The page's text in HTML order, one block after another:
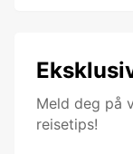
Meld deg på
reisetips!